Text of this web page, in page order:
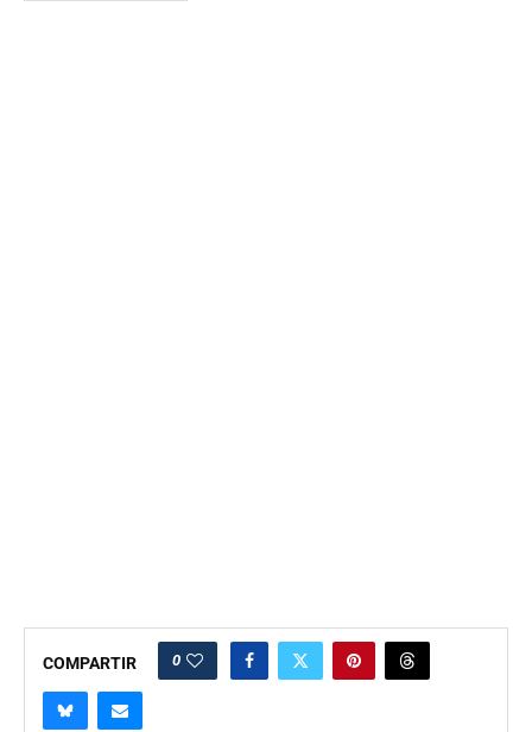
COMPARTIR 0